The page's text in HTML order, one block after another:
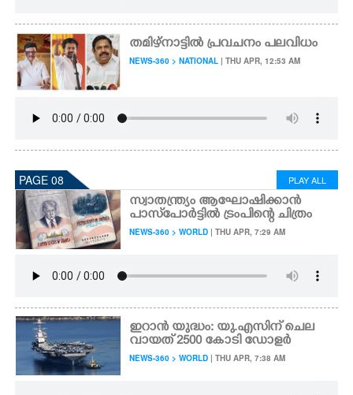
തമിഴ്നാട്ടിൽ പ്രവചനം പലവിധം
NEWS-360 > NATIONAL | THU APR, 12:53 AM
PAGE 08 PLAY ALL
സ്വാതന്ത്ര്യം ആഘോഷിക്കാൻ
പാസ്‌പോർട്ടിൽ ട്രംപിന്റെ ചിത്രം
NEWS-360 > WORLD | THU APR, 7:29 AM
ഇറാൻ യുദ്ധം: യു.എസിന് ചെല
വായത് 2500 കോടി ഡോളർ
NEWS-360 > WORLD | THU APR, 7:38 AM